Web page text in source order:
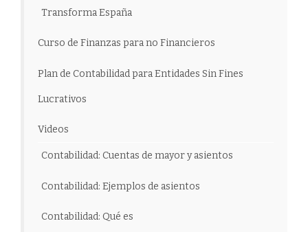
Transforma España
Curso de Finanzas para no Financieros
Plan de Contabilidad para Entidades Sin Fines
Lucrativos
Videos
Contabilidad: Cuentas de mayor y asientos
Contabilidad: Ejemplos de asientos
Contabilidad: Qué es